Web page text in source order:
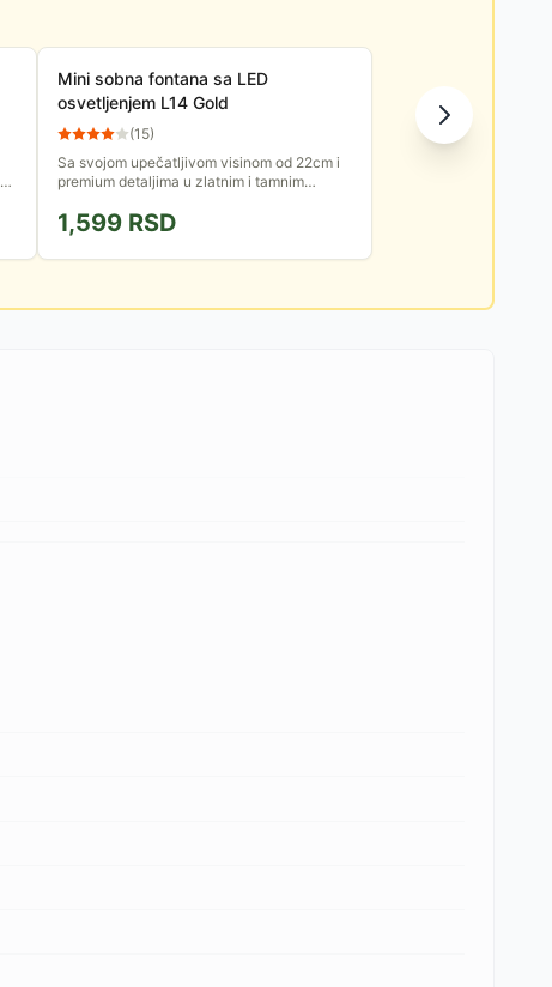
Mini sobna fontana sa LED
osvetljenjem L14 Gold
(15)
Sa svojom upečatljivom visinom od 22cm i
premium detaljima u zlatnim i tamnim
centralni ukras za vaš dnevni...
1,599 RSD